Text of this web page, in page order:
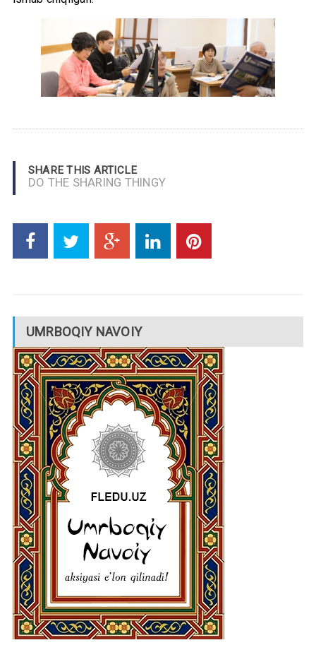
SHARE THIS ARTICLE
DO THE SHARING THINGY
UMRBOQIY NAVOIY